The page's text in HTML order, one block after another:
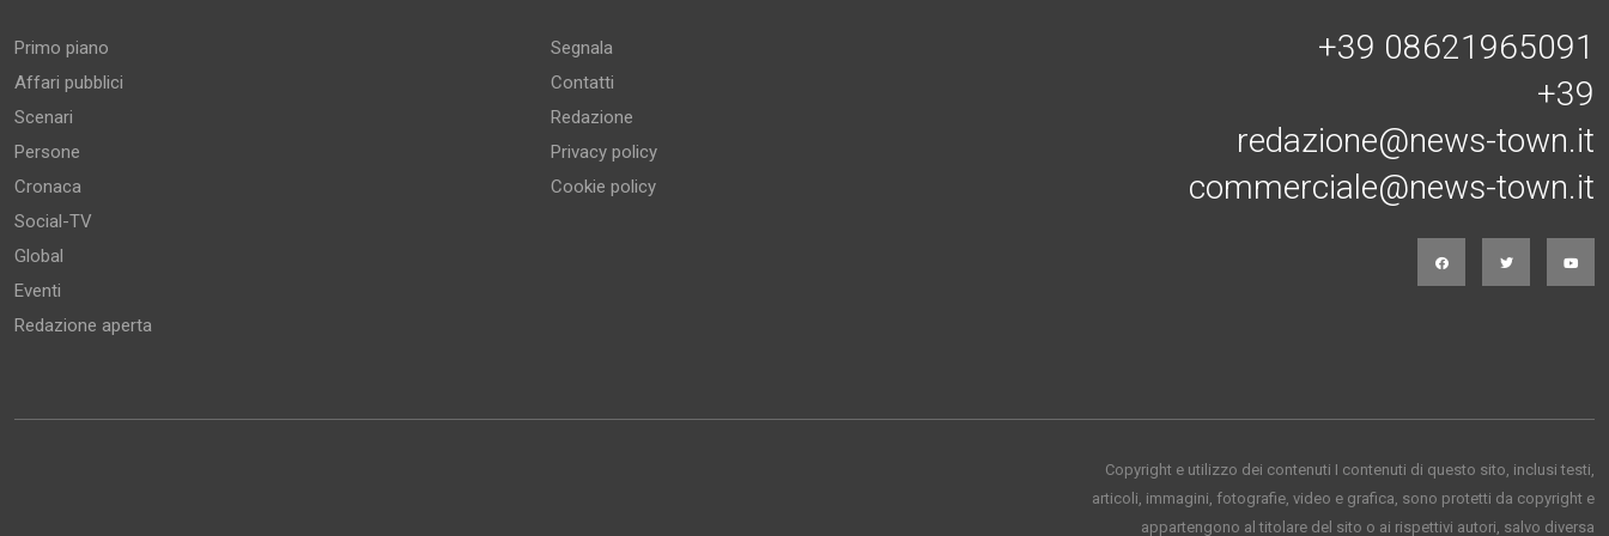
Primo piano
Affari pubblici
Scenari
Persone
Cronaca
Social-TV
Global
Eventi
Redazione aperta
Segnala
Contatti
Redazione
Privacy policy
Cookie policy
+39 08621965091
+39
redazione@news-town.it
commerciale@news-town.it
Copyright e utilizzo dei contenuti I contenuti di questo sito, inclusi testi,
articoli, immagini, fotografie, video e grafica, sono protetti da copyright e
appartengono al titolare del sito o ai rispettivi autori, salvo diversa